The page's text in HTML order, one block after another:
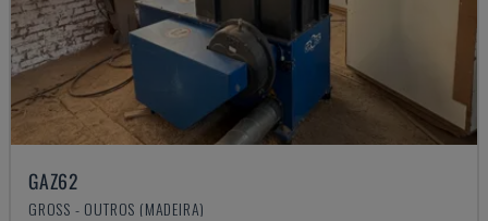
GAZ62
GROSS - OUTROS (MADEIRA)